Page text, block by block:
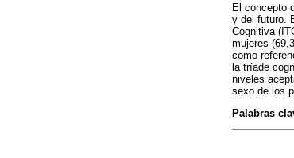
El concepto
y del futuro.
Cognitiva
mujeres
como
la tríade
niveles
sexo de los
Palabras